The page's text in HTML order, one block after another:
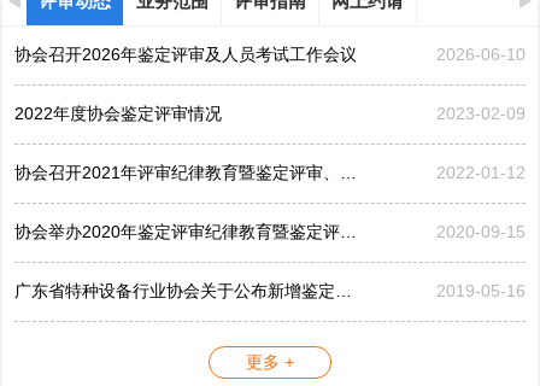
协会召开2026年鉴定评审及人员考试工作会议 2026-06-10
2022年度协会鉴定评审情况 2023-02-09
协会召开2021年评审纪律教育暨鉴定评审、考评工作会议 2022-01-12
协会举办2020年鉴定评审纪律教育暨鉴定评审工作会议 2020-09-15
广东省特种设备行业协会关于公布新增鉴定评审员的公告... 2019-05-16
更多 +